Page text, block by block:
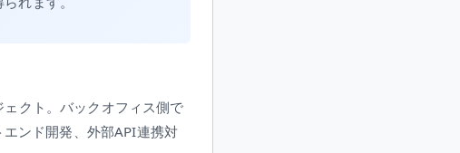
クト。バックオフィス側で
ンド開発、外部API連携対